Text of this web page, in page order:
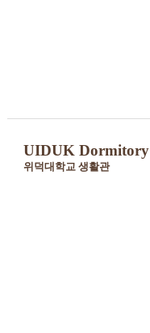
UIDUK Dormitory
위덕대학교 생활관